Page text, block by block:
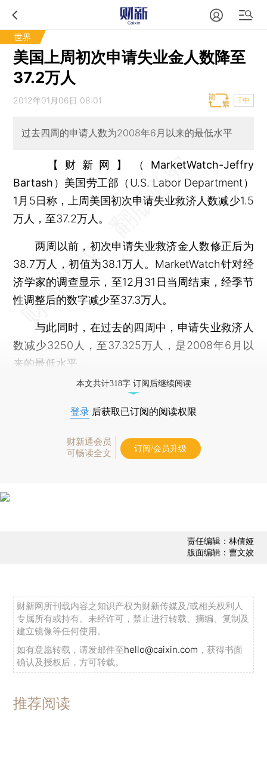
世界
美国上周初次申请失业金人数降至
37.2万人
2012年01月06日 08:01 T中
过去四周的申请人数为2008年6月以来的最低水平
【财新网】（MarketWatch-Jeffry
Bartash） 美国劳工部（U.S. Labor Department）
1月5日称，上周美国初次申请失业救济人数减少1.5
万人，至37.2万人。
两周以前，初次申请失业救济金人数修正后为
38.7万人，初值为38.1万人。MarketWatch针对经
济学家的调查显示，至12月31日当周结束，经季节
性调整后的数字减少至37.3万人。
与此同时，在过去的四周中，申请失业救济人
数减少3250人，至37.325万人，是2008年6月以
来的最低水平。
本文共计318字 订阅后继续阅读
登录 后获取已订阅的阅读权限
财新通会员
可畅读全文
订阅/会员升级
责任编辑：林倩娅
版面编辑：曹文姣
财新网所刊载内容之知识产权为财新传媒及/或相关权利人
专属所有或持有。未经许可，禁止进行转载、摘编、复制及
建立镜像等任何使用。
如有意愿转载，请发邮件至hello@caixin.com ，获得书面
确认及授权后，方可转载。
推荐阅读